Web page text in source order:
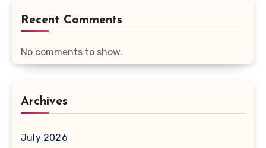
Recent Comments
No comments to show.
Archives
July 2026